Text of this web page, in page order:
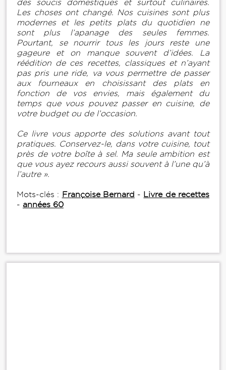
des soucis domestiques et surtout culinaires.
Les choses ont changé. Nos cuisines sont plus
modernes et les petits plats du quotidien ne
sont plus l’apanage des seules femmes.
Pourtant, se nourrir tous les jours reste une
gageure et on manque souvent d’idées. La
réédition de ces recettes, classiques et n’ayant
pas pris une ride, va vous permettre de passer
aux fourneaux en choisissant des plats en
fonction de vos envies, mais également du
temps que vous pouvez passer en cuisine, de
votre budget ou de l’occasion.
Ce livre vous apporte des solutions avant tout
pratiques. Conservez-le, dans votre cuisine, tout
près de votre boîte à sel. Ma seule ambition est
que vous ayez recours aussi souvent à l’une qu’à
l’autre ».
Mots-clés : Françoise Bernard - Livre de recettes
- années 60